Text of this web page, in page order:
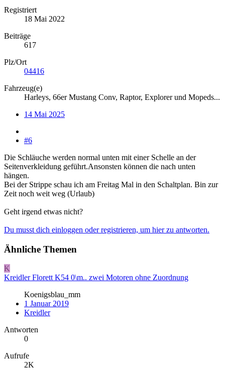
Registriert
18 Mai 2022
Beiträge
617
Plz/Ort
04416
Fahrzeug(e)
Harleys, 66er Mustang Conv, Raptor, Explorer und Mopeds...
14 Mai 2025
#6
Die Schläuche werden normal unten mit einer Schelle an der
Seitenverkleidung geführt.Ansonsten können die nach unten
hängen.
Bei der Strippe schau ich am Freitag Mal in den Schaltplan. Bin zur
Zeit noch weit weg (Urlaub)
Geht irgend etwas nicht?
Du musst dich einloggen oder registrieren, um hier zu antworten.
Ähnliche Themen
K
Kreidler Florett K54 0\m.. zwei Motoren ohne Zuordnung
Koenigsblau_mm
1 Januar 2019
Kreidler
Antworten
0
Aufrufe
2K